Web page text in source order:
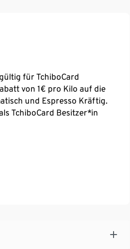
für TchiboCard
von 1€ pro Kilo auf die
und Espresso Kräftig.
TchiboCard Besitzer*in